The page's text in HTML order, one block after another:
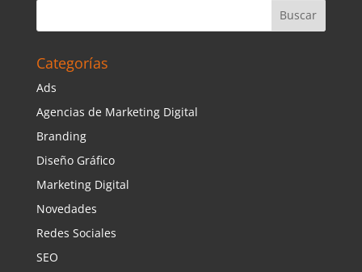
Categorías
Ads
Agencias de Marketing Digital
Branding
Diseño Gráfico
Marketing Digital
Novedades
Redes Sociales
SEO